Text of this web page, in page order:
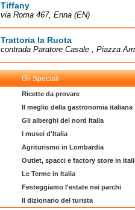
Tiffany
via Roma 467, Enna (EN)
Trattoria la Ruota
contrada Paratore Casale , Piazza
Gli Speciali
Ricette da provare
Il meglio della gastronomia italiana
Gli alberghi del nord Italia
I musei d'Italia
Agriturismo in Lombardia
Outlet, spacci e factory store in
Le Terme in Italia
Festeggiamo l'estate nei parchi
Il dizionario del turista